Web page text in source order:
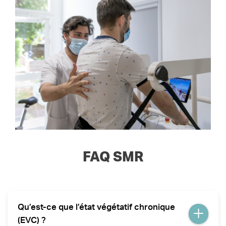
FAQ SMR
Qu’est-ce que l’état végétatif chronique
(EVC) ?